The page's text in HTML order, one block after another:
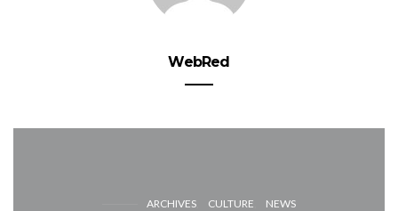
WebRed
ARCHIVES CULTURE NEWS